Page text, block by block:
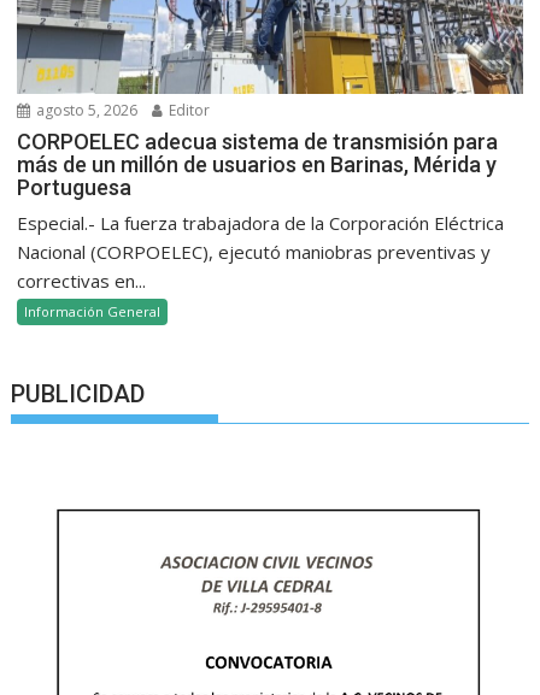
agosto 5, 2026 Editor
CORPOELEC adecua sistema de transmisión para
más de un millón de usuarios en Barinas, Mérida y
Portuguesa
Especial.- La fuerza trabajadora de la Corporación Eléctrica
Nacional (CORPOELEC), ejecutó maniobras preventivas y
correctivas en...
Información General
PUBLICIDAD